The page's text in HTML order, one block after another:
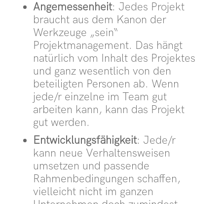
Angemessenheit: Jedes Projekt
braucht aus dem Kanon der
Werkzeuge „sein“
Projektmanagement. Das hängt
natürlich vom Inhalt des Projektes
und ganz wesentlich von den
beteiligten Personen ab. Wenn
jede/r einzelne im Team gut
arbeiten kann, kann das Projekt
gut werden.
Entwicklungsfähigkeit: Jede/r
kann neue Verhaltensweisen
umsetzen und passende
Rahmenbedingungen schaffen,
vielleicht nicht im ganzen